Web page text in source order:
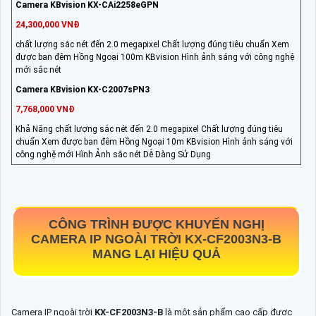
Camera KBvision KX-CAi2258eGPN
24,300,000 VNĐ
chất lượng sắc nét đến 2.0 megapixel Chất lượng đúng tiêu chuẩn Xem
được ban đêm Hồng Ngoại 100m KBvision Hình ảnh sáng với công nghệ
mới sắc nét
Camera KBvision KX-C2007sPN3
7,768,000 VNĐ
Khả Năng chất lượng sắc nét đến 2.0 megapixel Chất lượng đúng tiêu
chuẩn Xem được ban đêm Hồng Ngoại 10m KBvision Hình ảnh sáng với
công nghệ mới Hình Ảnh sắc nét Dễ Dàng Sử Dụng
CÔNG TRÌNH ĐƯỢC KHUYẾN NGHỊ
CAMERA IP NGOÀI TRỜI KX-CF2003N3-B
MANG LẠI HIỆU QUẢ
Camera IP ngoài trời KX-CF2003N3-B là một sản phẩm cao cấp được